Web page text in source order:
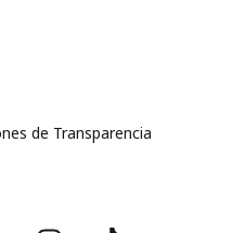
de Transparencia